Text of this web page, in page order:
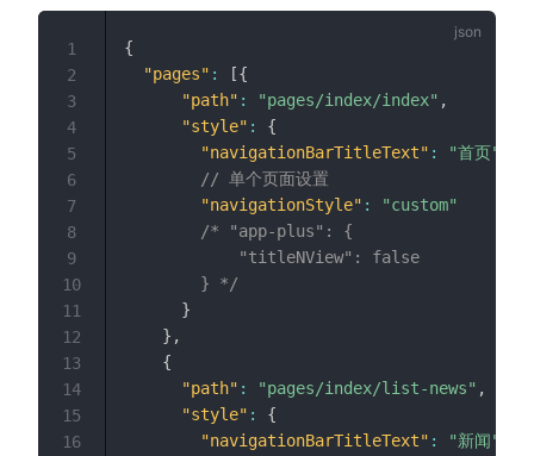
{
"pages" : [{
"path" : "pages/index/index" ,
"style" :
{
"navigationBarTitleText" : "首页"
// 单个页面设置
"navigationStyle" :
"custom"
/* "app-plus": {
        } */
}
} ,
{
"path" : "pages/index/list-news" ,
"style" :
{
"navigationBarTitleText" :
"新闻"
1
2
3
4
5
6
7
8
9
10
11
12
13
14
15
16